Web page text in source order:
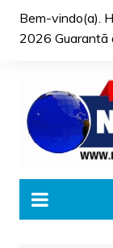
Bem-vindo(a).
2026